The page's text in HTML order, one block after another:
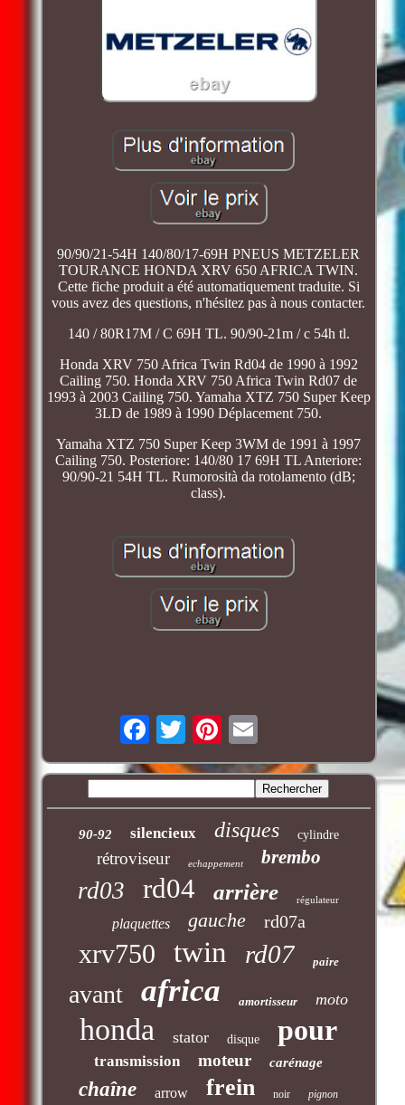
90/90/21-54H 140/80/17-69H PNEUS METZELER
TOURANCE HONDA XRV 650 AFRICA TWIN.
Cette fiche produit a été automatiquement traduite. Si
vous avez des questions, n'hésitez pas à nous contacter.
140 / 80R17M / C 69H TL. 90/90-21m / c 54h tl.
Honda XRV 750 Africa Twin Rd04 de 1990 à 1992
Cailing 750. Honda XRV 750 Africa Twin Rd07 de
1993 à 2003 Cailing 750. Yamaha XTZ 750 Super Keep
3LD de 1989 à 1990 Déplacement 750.
Yamaha XTZ 750 Super Keep 3WM de 1991 à 1997
Cailing 750. Posteriore: 140/80 17 69H TL Anteriore:
90/90-21 54H TL. Rumorosità da rotolamento (dB;
class).
90-92 silencieux disques cylindre
rétroviseur echappement brembo
rd03 rd04 arrière régulateur
plaquettes gauche rd07a
xrv750 twin rd07 paire
avant africa amortisseur moto
honda stator disque pour
transmission moteur carénage
chaîne arrow frein noir pignon